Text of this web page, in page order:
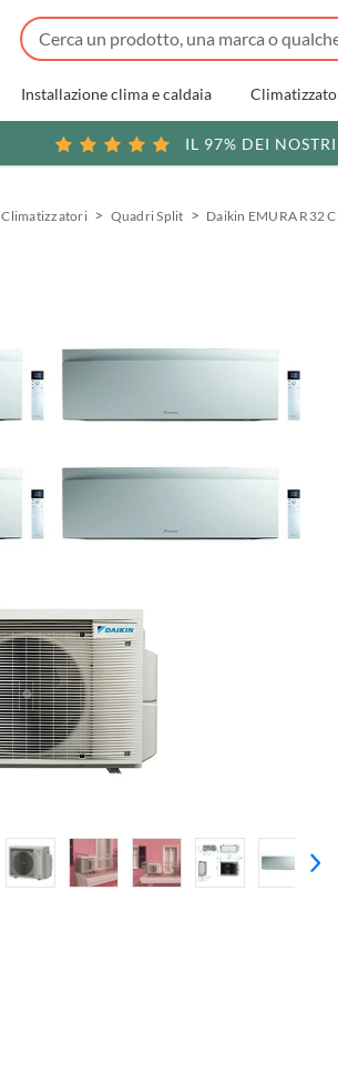
Installazione clima e caldaia
IL 97% DEI
Climatizzatori Quadri Split Daikin EMURA R32